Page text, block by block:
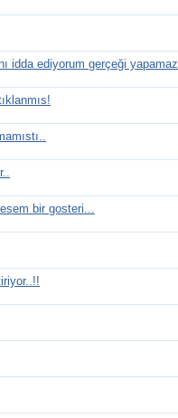
idda ediyorum gerçeği yapamaz
bir gosteri...